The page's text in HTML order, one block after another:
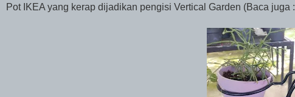
Pot IKEA yang kerap dijadikan pengisi Vertical Garden (Baca juga :